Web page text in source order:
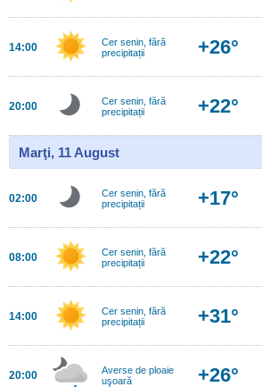
14:00
Cer senin, fără
precipitații
+26°
20:00
Cer senin, fără
precipitații
+22°
Marţi, 11 August
02:00
Cer senin, fără
precipitații
+17°
08:00
Cer senin, fără
precipitații
+22°
14:00
Cer senin, fără
precipitații
+31°
20:00
Averse de ploaie
uşoară
+26°